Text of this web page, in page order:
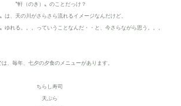
〝軒（のき ）〟のことだっけ？
は、天の川がさらさら流れるイメージなんだけど、
ゆれる。。。っていうことなんだ・・と、今さらながら思う。
は、毎年、七夕の夕食のメニューがあります。
ちらし寿司
天ぷら